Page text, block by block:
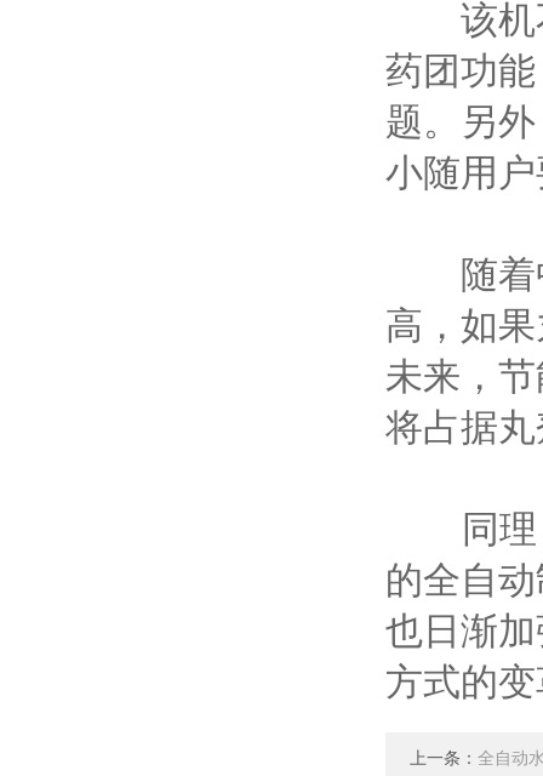
该机不
药团功
题。另
小随用
随着中
高，如
未来，
将占据
同理，
的全自
也日渐
方式的
上一条： 全自动